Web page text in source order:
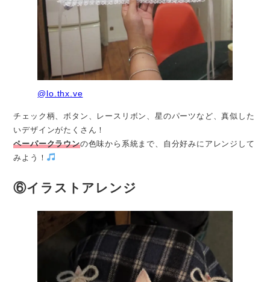
@lo.thx.ve
チェック柄、ボタン、レースリボン、星のパーツなど、真似した
いデザインがたくさん！
ペーパークラウンの色味から系統まで、自分好みにアレンジして
みよう！
⑥イラストアレンジ